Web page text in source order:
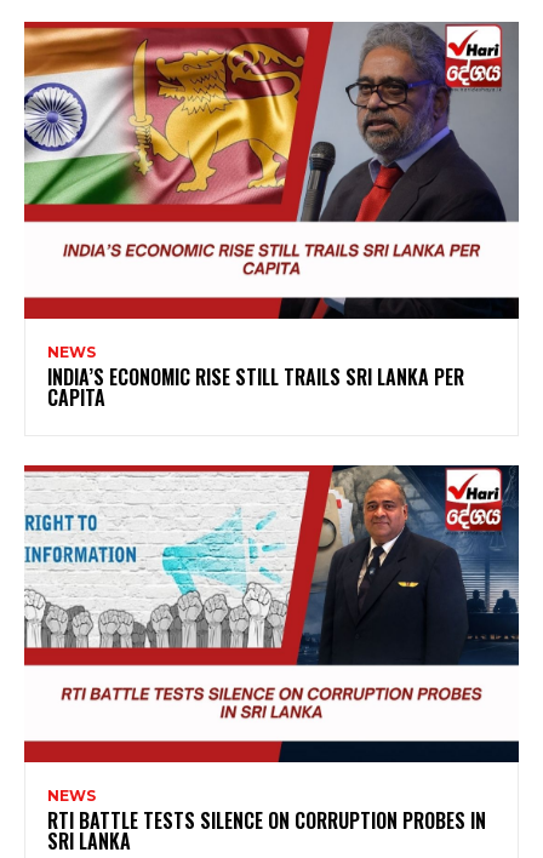
NEWS
INDIA’S ECONOMIC RISE STILL TRAILS SRI LANKA PER
CAPITA
NEWS
RTI BATTLE TESTS SILENCE ON CORRUPTION PROBES IN
SRI LANKA